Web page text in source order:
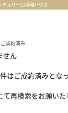
チュリー21明和ハウス
ご成約済み
せん
はご成約済みとな
て再検索をお願いた